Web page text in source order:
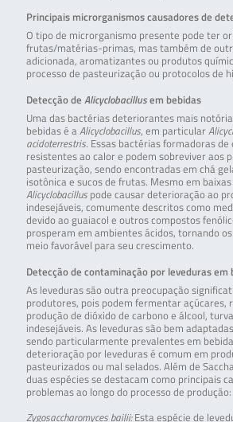
Principais microrganismos causadores de
O tipo de microrganismo presente pode ter
frutas/matérias-primas, mas também de
adicionada, aromatizantes ou produtos
processo de pasteurização ou protocolos de
Detecção de Alicyclobacillusem bebidas
Uma das bactérias deteriorantes mais
bebidas é a Alicyclobacillus, em particular
acidoterrestris. Essas bactérias formadoras de
resistentes ao calor e podem sobreviver aos
pasteurização, sendo encontradas em chá
isotônica e sucos de frutas. Mesmo em
Alicyclobacilluspode causar deterioração ao
indesejáveis, comumente descritos como
devido ao guaiacol e outros compostos
prosperam em ambientes ácidos, tornando
meio favorável para seu crescimento.
Detecção de contaminação por leveduras em
As leveduras são outra preocupação
produtores, pois podem fermentar açúcares,
produção de dióxido de carbono e álcool,
indesejáveis. As leveduras são bem
sendo particularmente prevalentes em
deterioração por leveduras é comum em
pasteurizados ou mal selados. Além de
duas espécies se destacam como principais
problemas ao longo do processo de produção:
Zygosaccharomyces bailii:Esta espécie de